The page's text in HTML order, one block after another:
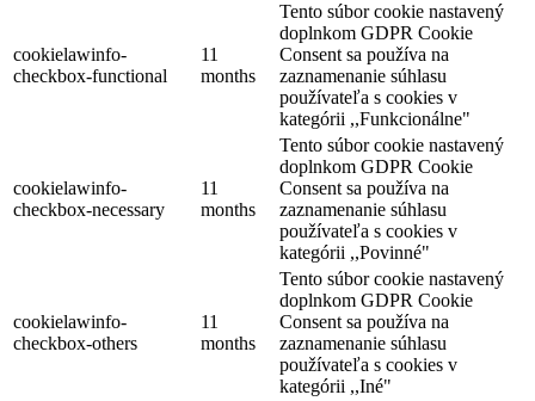
cookielawinfo-
checkbox-functional
11
months
Tento súbor cookie nastavený
doplnkom GDPR Cookie
Consent sa používa na
zaznamenanie súhlasu
používateľa s cookies v
kategórii ,,Funkcionálne"
cookielawinfo-
checkbox-necessary
11
months
Tento súbor cookie nastavený
doplnkom GDPR Cookie
Consent sa používa na
zaznamenanie súhlasu
používateľa s cookies v
kategórii ,,Povinné"
cookielawinfo-
checkbox-others
11
months
Tento súbor cookie nastavený
doplnkom GDPR Cookie
Consent sa používa na
zaznamenanie súhlasu
používateľa s cookies v
kategórii ,,Iné"